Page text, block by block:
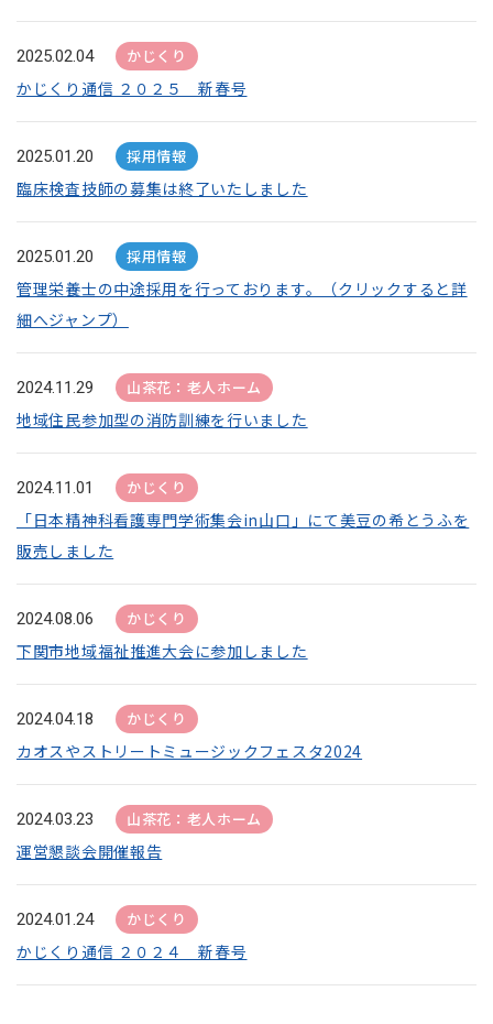
2025.02.04 かじくり
かじくり通信 ２０２５ 新春号
2025.01.20 採用情報
臨床検査技師の募集は終了いたしました
2025.01.20 採用情報
管理栄養士の中途採用を行っております。（クリックすると詳
細へジャンプ）
2024.11.29 山茶花：老人ホーム
地域住民参加型の消防訓練を行いました
2024.11.01 かじくり
「日本精神科看護専門学術集会in山口」にて美豆の希とうふを
販売しました
2024.08.06 かじくり
下関市地域福祉推進大会に参加しました
2024.04.18 かじくり
カオスやストリートミュージックフェスタ2024
2024.03.23 山茶花：老人ホーム
運営懇談会開催報告
2024.01.24 かじくり
かじくり通信 ２０２４ 新春号